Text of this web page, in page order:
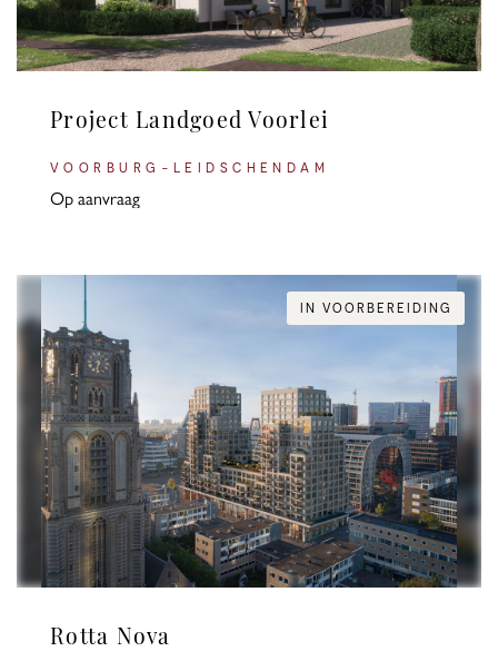
Project Landgoed Voorlei
VOORBURG-LEIDSCHENDAM
Op aanvraag
IN VOORBEREIDING
Rotta Nova